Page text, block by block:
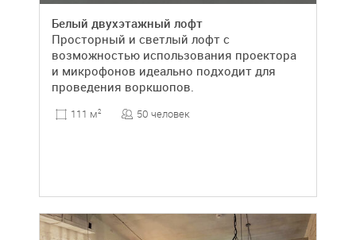
Белый двухэтажный лофт
Просторный и светлый лофт с
возможностью использования проектора
и микрофонов идеально подходит для
проведения воркшопов.
111 м2 50 человек